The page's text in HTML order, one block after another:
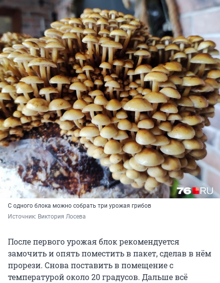
С одного блока можно собрать три урожая грибов
Источник: Виктория Лосева
После первого урожая блок рекомендуется
замочить и опять поместить в пакет, сделав в нём
прорези. Снова поставить в помещение с
температурой около20 градусов. Дальше всё